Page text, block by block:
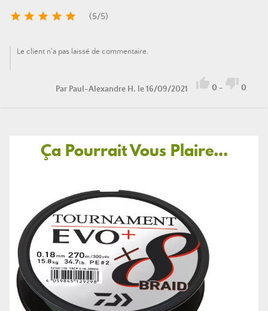
     (5/5)
Le client n'a pas laissé de commentaire.
Par Paul-Alexandre H. le 16/09/2021  0 -  0
Ça Pourrait Vous Plaire...